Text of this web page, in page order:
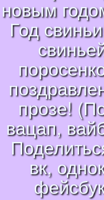
новым
Год
прозе!
вацап,
вк,